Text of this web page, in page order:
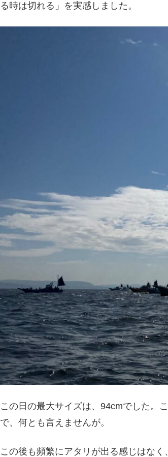
る時は切れる」を実感しました。
この日の最大サイズは、94cmでした。
で、何とも言えませんが。
この後も頻繁にアタリが出る感じはな